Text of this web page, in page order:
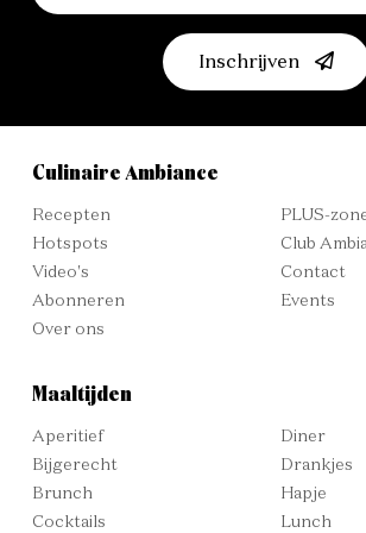
Inschrijven
Culinaire Ambiance
Recepten
Hotspots
Video's
Abonneren
Over ons
PLUS-
Club
Contact
Events
Maaltijden
Aperitief
Bijgerecht
Brunch
Cocktails
Diner
Drankjes
Hapje
Lunch